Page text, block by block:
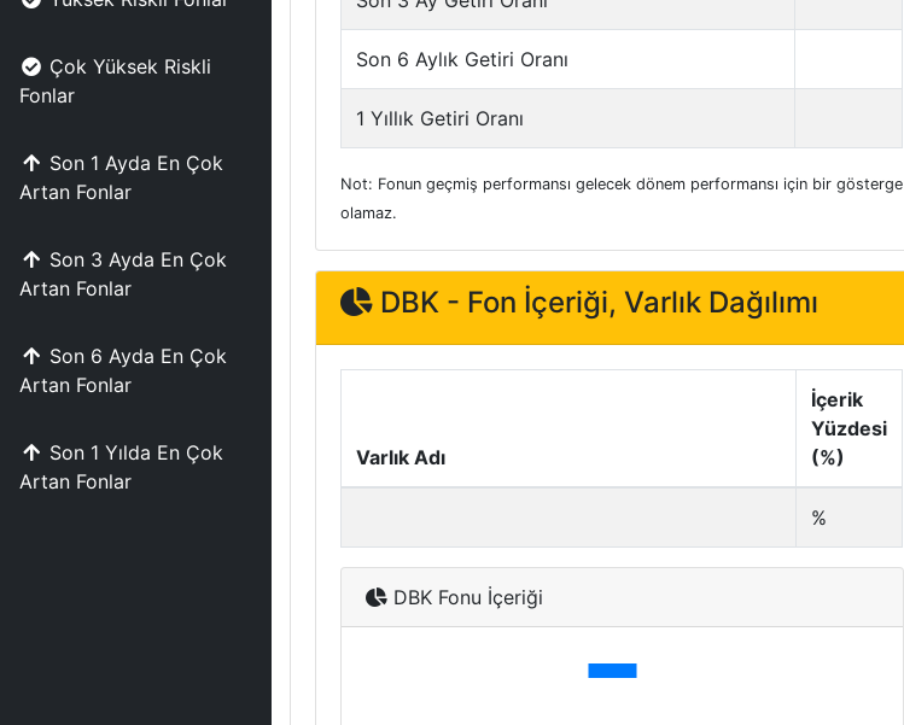
Çok Yüksek Riskli
Fonlar
Son 1 Ayda En Çok
Artan Fonlar
Son 3 Ayda En Çok
Artan Fonlar
Son 6 Ayda En Çok
Artan Fonlar
Son 1 Yılda En Çok
Artan Fonlar
Son 6 Aylık Getiri Oranı
1 Yıllık Getiri Oranı
Not: Fonun geçmiş performansı gelecek dönem performansı için bir gösterge
olamaz.
DBK - Fon İçeriği, Varlık Dağılımı
Varlık Adı
İçerik
Yüzdesi
(%)
%
DBK Fonu İçeriği